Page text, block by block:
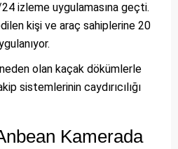
izleme uygulamasına geçti.
kişi ve araç sahiplerine 20
olan kaçak dökümlerle
sistemlerinin caydırıcılığı
Kamerada